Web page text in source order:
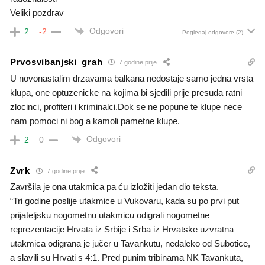
Veliki pozdrav
2 -2 Odgovori Pogledaj odgovore (2)
Prvosvibanjski_grah 7 godine prije
U novonastalim drzavama balkana nedostaje samo jedna vrsta
klupa, one optuzenicke na kojima bi sjedili prije presuda ratni
zlocinci, profiteri i kriminalci.Dok se ne popune te klupe nece
nam pomoci ni bog a kamoli pametne klupe.
2 0 Odgovori
Zvrk 7 godine prije
Završila je ona utakmica pa ću izložiti jedan dio teksta.
“Tri godine poslije utakmice u Vukovaru, kada su po prvi put
prijateljsku nogometnu utakmicu odigrali nogometne
reprezentacije Hrvata iz Srbije i Srba iz Hrvatske uzvratna
utakmica odigrana je jučer u Tavankutu, nedaleko od Subotice,
a slavili su Hrvati s 4:1. Pred punim tribinama NK Tavankuta,